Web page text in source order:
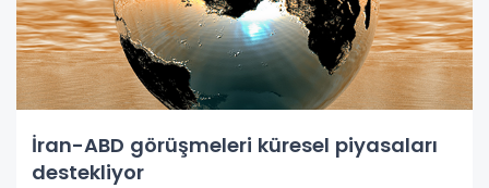
İran-ABD görüşmeleri küresel piyasaları
destekliyor